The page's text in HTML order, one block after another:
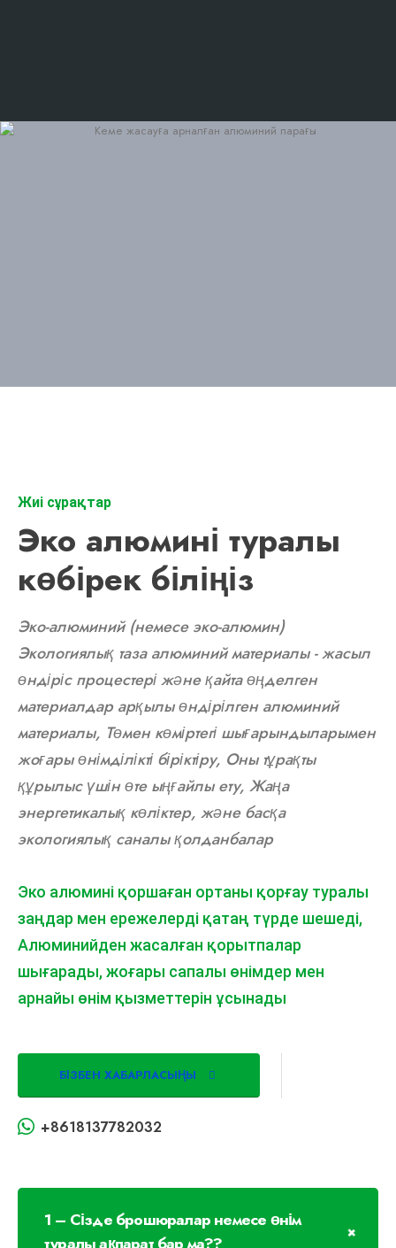
Жиі сұрақтар
Эко алюмині туралы
көбірек біліңіз
Эко-алюминий (немесе эко-алюмин)
Экологиялық таза алюминий материалы - жасыл
өндіріс процестері және қайта өңделген
материалдар арқылы өндірілген алюминий
материалы, Төмен көміртегі шығарындыларымен
жоғары өнімділікті біріктіру, Оны тұрақты
құрылыс үшін өте ыңғайлы ету, Жаңа
энергетикалық көліктер, және басқа
экологиялық саналы қолданбалар
Эко алюмині қоршаған ортаны қорғау туралы
заңдар мен ережелерді қатаң түрде шешеді,
Алюминийден жасалған қорытпалар
шығарады, жоғары сапалы өнімдер мен
арнайы өнім қызметтерін ұсынады
БІЗБЕН ХАБАРЛАСЫҢЫ
+8618137782032
1 – Сізде брошюралар немесе өнім